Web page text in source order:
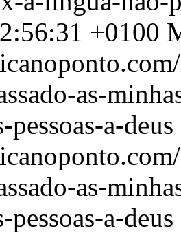
+0100
as-
a-deus
as-
a-deus